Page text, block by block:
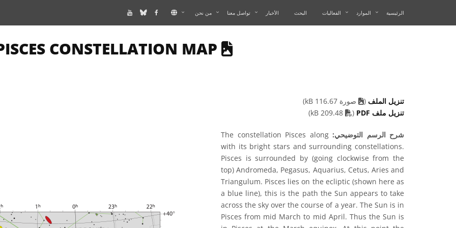
الرئيسية الموارد الفعاليات البحث الأخبار تواصل معنا من نحن
PAGE DESCRIBES AN IMAGE
تنزيل الملف (
صورة 116.67 kB)
تنزيل ملف PDF
(
PDF file
شرح الرسم التوضيحي: The constellation Pisces along
with its bright stars and surrounding constellations.
Pisces is surrounded by (going clockwise from the
top) Andromeda, Pegasus, Aquarius, Cetus, Aries and
Triangulum. Pisces lies on the ecliptic (shown here as
a blue line), this is the path the Sun appears to take
across the sky over the course of a year. The Sun is in
Pisces from mid March to mid April. Thus the Sun is